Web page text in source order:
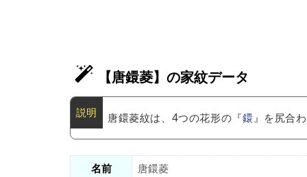
【唐鐶菱】の家紋データ
唐鐶菱紋は、4つの花形の『鐶』を尻合
名前
唐鐶菱